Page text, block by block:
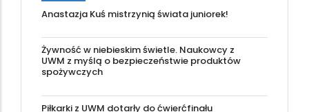
Anastazja Kuś mistrzynią świata juniorek!
Żywność w niebieskim świetle. Naukowcy z
UWM z myślą o bezpieczeństwie produktów
spożywczych
Piłkarki z UWM dotarły do ćwierćfinału